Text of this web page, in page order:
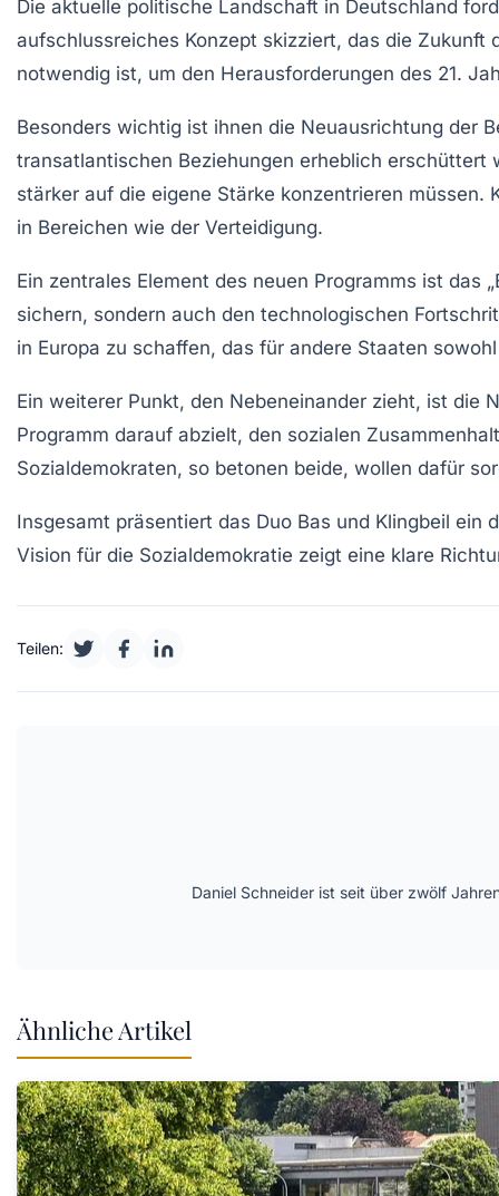
Die aktuelle politische Landschaft in Deutschland
aufschlussreiches Konzept skizziert, das die Zukunft
notwendig ist, um den Herausforderungen des 21.
Besonders wichtig ist ihnen die Neuausrichtung der
transatlantischen Beziehungen erheblich
stärker auf die eigene Stärke konzentrieren
in Bereichen wie der Verteidigung.
Ein zentrales Element des neuen Programms ist das
sichern, sondern auch den technologischen
in Europa zu schaffen, das für andere Staaten
Ein weiterer Punkt, den Nebeneinander zieht, ist die
Programm darauf abzielt, den sozialen Zusammenhalt
Sozialdemokraten, so betonen beide, wollen dafür
Insgesamt präsentiert das Duo Bas und Klingbeil
Vision für die Sozialdemokratie zeigt eine klare
Teilen:
Daniel Schneider ist seit über zwölf
Ähnliche Artikel